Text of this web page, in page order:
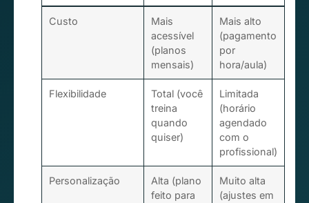
Custo
Mais
acessível
(planos
mensais)
Mais alto
(pagamento
por
hora/aula)
Flexibilidade
Total (você
treina
quando
quiser)
Limitada
(horário
agendado
com o
profissional)
Personalização
Alta (plano
feito para
Muito alta
(ajustes em